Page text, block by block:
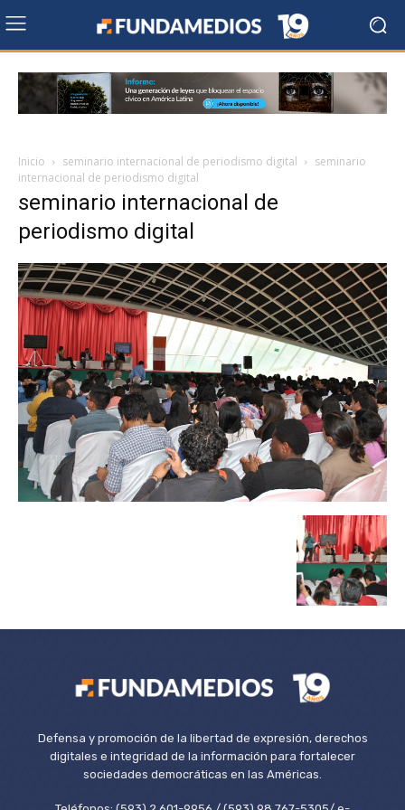
Inicio seminario internacional de periodismo digital
seminario
internacional de periodismo digital
seminario internacional de
periodismo digital
Defensa y promoción de la libertad de expresión, derechos
digitales e integridad de la información para fortalecer
sociedades democráticas en las Américas.